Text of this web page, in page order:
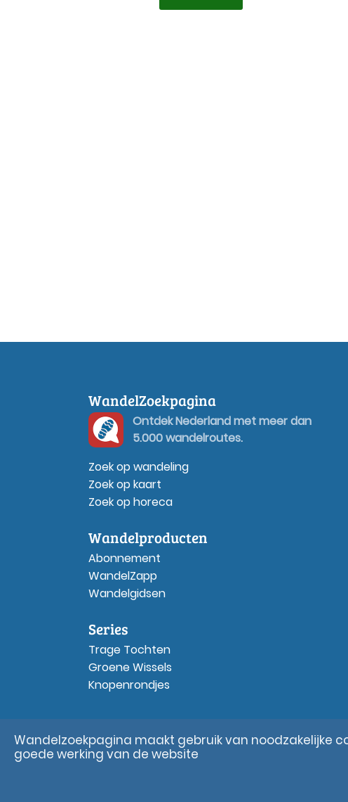
WandelZoekpagina
Ontdek Nederland met meer dan
5.000 wandelroutes.
Zoek op wandeling
Zoek op kaart
Zoek op horeca
Wandelproducten
Abonnement
WandelZapp
Wandelgidsen
Series
Trage Tochten
Groene Wissels
Knopenrondjes
©
Wandelzoekpagina maakt gebruik van noodzakelijke
goede werking van de website